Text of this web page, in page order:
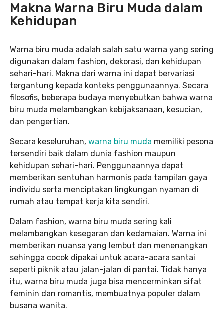
Makna Warna Biru Muda dalam
Kehidupan
Warna biru muda adalah salah satu warna yang sering
digunakan dalam fashion, dekorasi, dan kehidupan
sehari-hari. Makna dari warna ini dapat bervariasi
tergantung kepada konteks penggunaannya. Secara
filosofis, beberapa budaya menyebutkan bahwa warna
biru muda melambangkan kebijaksanaan, kesucian,
dan pengertian.
Secara keseluruhan, warna biru muda memiliki pesona
tersendiri baik dalam dunia fashion maupun
kehidupan sehari-hari. Penggunaannya dapat
memberikan sentuhan harmonis pada tampilan gaya
individu serta menciptakan lingkungan nyaman di
rumah atau tempat kerja kita sendiri.
Dalam fashion, warna biru muda sering kali
melambangkan kesegaran dan kedamaian. Warna ini
memberikan nuansa yang lembut dan menenangkan
sehingga cocok dipakai untuk acara-acara santai
seperti piknik atau jalan-jalan di pantai. Tidak hanya
itu, warna biru muda juga bisa mencerminkan sifat
feminin dan romantis, membuatnya populer dalam
busana wanita.